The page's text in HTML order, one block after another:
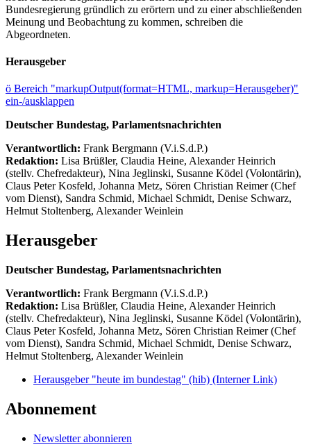
Bundesregierung gründlich zu erörtern und zu einer abschließenden
Meinung und Beobachtung zu kommen, schreiben die
Abgeordneten.
Herausgeber
ö Bereich "markupOutput(format=HTML, markup=Herausgeber)"
ein-/ausklappen
Deutscher Bundestag, Parlamentsnachrichten
Verantwortlich: Frank Bergmann (V.i.S.d.P.)
Redaktion: Lisa Brüßler, Claudia Heine, Alexander Heinrich
(stellv. Chefredakteur), Nina Jeglinski, Susanne Ködel (Volontärin),
Claus Peter Kosfeld, Johanna Metz, Sören Christian Reimer (Chef
vom Dienst), Sandra Schmid, Michael Schmidt, Denise Schwarz,
Helmut Stoltenberg, Alexander Weinlein
Herausgeber
Deutscher Bundestag, Parlamentsnachrichten
Verantwortlich: Frank Bergmann (V.i.S.d.P.)
Redaktion: Lisa Brüßler, Claudia Heine, Alexander Heinrich
(stellv. Chefredakteur), Nina Jeglinski, Susanne Ködel (Volontärin),
Claus Peter Kosfeld, Johanna Metz, Sören Christian Reimer (Chef
vom Dienst), Sandra Schmid, Michael Schmidt, Denise Schwarz,
Helmut Stoltenberg, Alexander Weinlein
Herausgeber "heute im bundestag" (hib) (Interner Link)
Abonnement
Newsletter abonnieren